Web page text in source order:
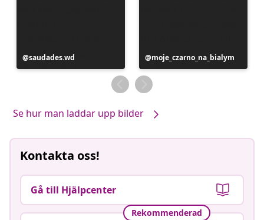
Inlägg
publicerat
saudades.wd
Inlägg
publicerat
av
moje_czarno_na_bialym
Se hur man laddar upp bilder
Kontakta oss!
Gå till Hjälpcenter
Rekommenderad